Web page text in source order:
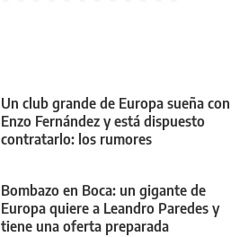
Un club grande de Europa sueña con
Enzo Fernández y está dispuesto
contratarlo: los rumores
Bombazo en Boca: un gigante de
Europa quiere a Leandro Paredes y
tiene una oferta preparada